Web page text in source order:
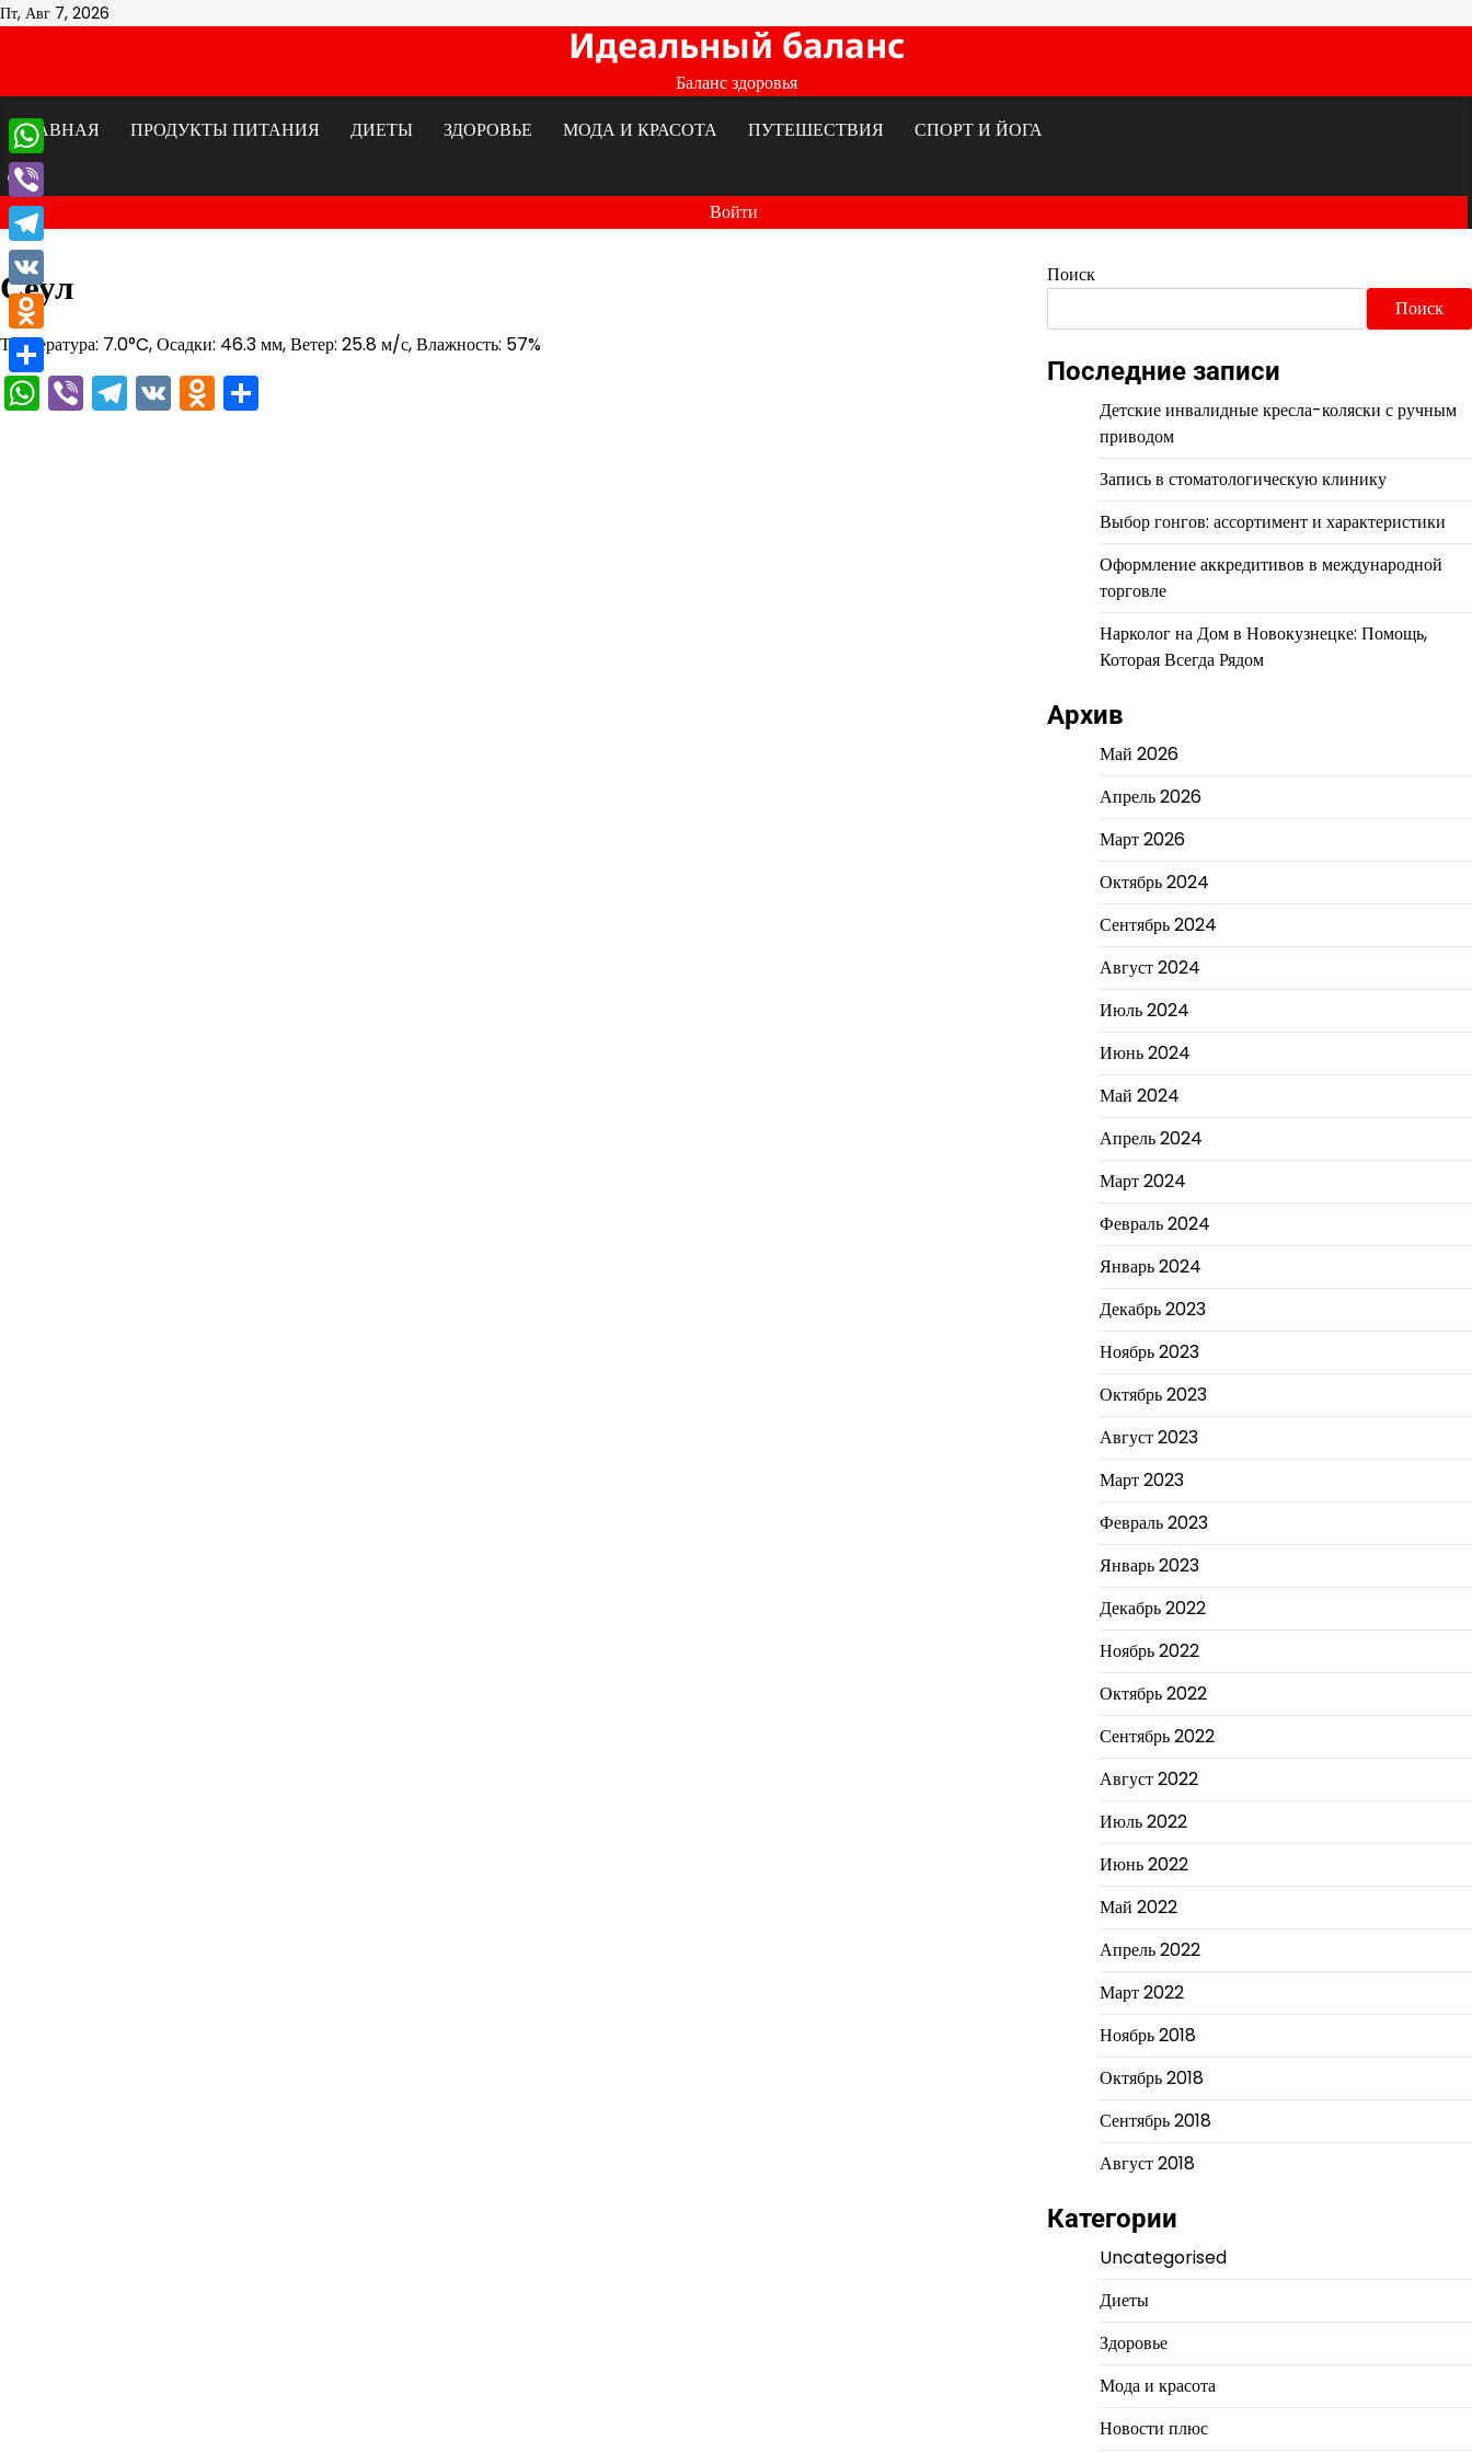
Перейти
Пт, Авг 7, 2026
Идеальный баланс
Баланс здоровья
ГЛАВНАЯ
ПРОДУКТЫ ПИТАНИЯ ДИЕТЫ ЗДОРОВЬЕ МОДА И КРАСОТА ПУТЕШЕСТВИЯ СПОРТ И ЙОГА
Войти
Сеул
Температура: 7.0°C, Осадки: 46.3 мм, Ветер: 25.8 м/с, Влажность: 57%
WhatsApp
ViberTelegram
VKOdnoklassniki
Поиск
Поиск
Последние записи
Детские инвалидные кресла-коляски с ручным
приводом
Запись в стоматологическую клинику
Выбор гонгов: ассортимент и характеристики
Оформление аккредитивов в международной
торговле
Нарколог на Дом в Новокузнецке: Помощь,
Которая Всегда Рядом
Архив
Май 2026
Апрель 2026
Март 2026
Октябрь 2024
Сентябрь 2024
Август 2024
Июль 2024
Июнь 2024
Май 2024
Апрель 2024
Март 2024
Февраль 2024
Январь 2024
Декабрь 2023
Ноябрь 2023
Октябрь 2023
Август 2023
Март 2023
Февраль 2023
Январь 2023
Декабрь 2022
Ноябрь 2022
Октябрь 2022
Сентябрь 2022
Август 2022
Июль 2022
Июнь 2022
Май 2022
Апрель 2022
Март 2022
Ноябрь 2018
Октябрь 2018
Сентябрь 2018
Август 2018
Категории
Uncategorised
Диеты
Здоровье
Мода и красота
Новости плюс
WhatsApp
Viber
Telegram
VK
Odnoklassniki
Отправить